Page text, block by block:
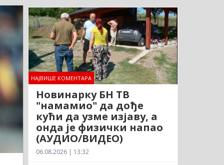
НАЈВИШЕ КОМЕНТАРА
Новинарку БН ТВ
"намамио" да дође
кући да узме изјаву, а
онда је физички напао
(АУДИО/ВИДЕО)
06.08.2026 | 13:32